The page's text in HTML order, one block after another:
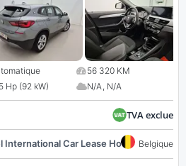
56 320 KM
,N/A
Hp (92 kW) N/A, N/A
TVA exclue
International Car Lease Holding 116855
Belgique